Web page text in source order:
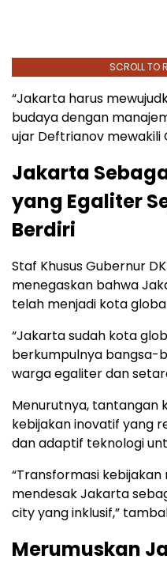
SCROLL TO
“Jakarta harus
budaya dengan
ujar Deftrianov mewakili
Jakarta
yang Egaliter
Berdiri
Staf Khusus Gubernur
menegaskan bahwa
telah menjadi kota
“Jakarta sudah kota
berkumpulnya bangsa-
warga egaliter dan
Menurutnya, tantangan
kebijakan inovatif yang
dan adaptif teknologi
“Transformasi
mendesak Jakarta
city yang inklusif,”
Merumuskan